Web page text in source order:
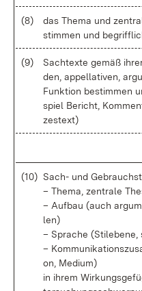
(8)
das The­ma und
stim­men und
(9)
Sach­t­ex­te ge­mäß
den, ap­pel­la­ti­ven,
Funk­ti­on be­stim­men
spiel Be­richt,
zes­text)
(10) Sach- und
– The­ma, zen­tra­le
– Auf­bau (auch
len)
– Spra­che
–
on, Me­di­um)
in ih­rem